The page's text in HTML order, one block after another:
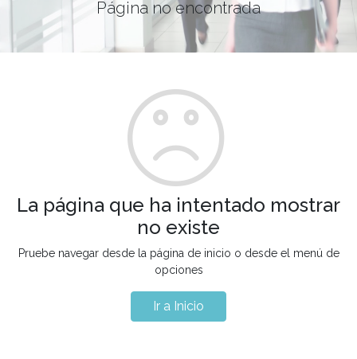
Página no encontrada
La página que ha intentado mostrar
no existe
Pruebe navegar desde la página de inicio o desde el menú de
opciones
Ir a Inicio